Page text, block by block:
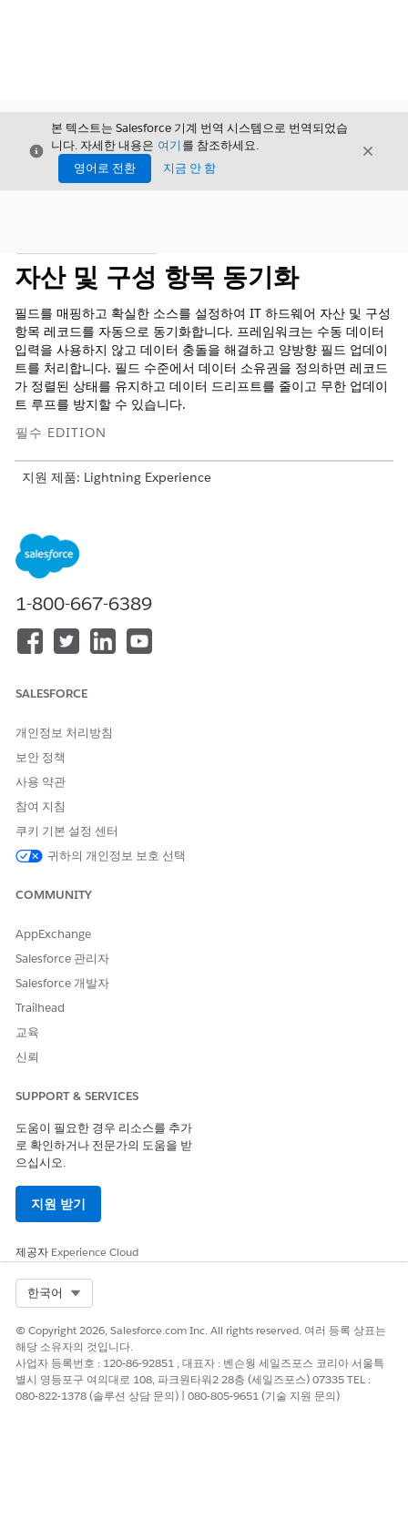
닫기
본 텍스트는 Salesforce 기계 번역 시스템으로 번역되었습
니다. 자세한 내용은 여기 를 참조하세요.
영어로 전환
지금 안 함
닫기
자산 및 구성 항목 동기화
필드를 매핑하고 확실한 소스를 설정하여 IT 하드웨어 자산 및 구성
항목 레코드를 자동으로 동기화합니다. 프레임워크는 수동 데이터
입력을 사용하지 않고 데이터 충돌을 해결하고 양방향 필드 업데이
트를 처리합니다. 필드 수준에서 데이터 소유권을 정의하면 레코드
가 정렬된 상태를 유지하고 데이터 드리프트를 줄이고 무한 업데이
트 루프를 방지할 수 있습니다.
필수 EDITION
지원 제품: Lightning Experience
자산 및 구성 항목 필드 동기화
필드 수준 동기화는 IT 하드웨어 자산 관리 및 구성 관리 데이터
베이스(CMDB) 레코드를 원활하게 정렬합니다. 양방향 이벤트
데이트 루프를 중지합니다. 이 프레임워크를 통해 IT 처리 담당
자산 및 구성 항목 필드 매핑
성 관리 데이터베이스(CMDB) 레코드를 유지합니다. 해당 필드
구성하여 시스템 간 데이터 충돌을 해결합니다.
추적 환경 전반에서 데이터 일관성을 유지할 수 있도록 IT 하드
웨어 자산 및 구성 항목을 동기화합니다.
1-800-667-6389
SALESFORCE
개인정보 처리방침
보안 정책
사용 약관
참여 지침
쿠키 기본 설정 센터
귀하의 개인정보 보호 선택
COMMUNITY
AppExchange
Salesforce 관리자
Salesforce 개발자
Trailhead
교육
신뢰
SUPPORT & SERVICES
도움이 필요한 경우 리소스를 추가
로 확인하거나 전문가의 도움을 받
으십시오.
지원 받기
제공자 Experience Cloud
한국어
© Copyright 2026, Salesforce.com Inc. All rights reserved. 여러 등록 상표는
해당 소유자의 것입니다.
사업자 등록번호 : 120-86-92851 , 대표자 : 벤슨웡 세일즈포스 코리아 서울특
별시 영등포구 여의대로 108, 파크원타워2 28층 (세일즈포스) 07335 TEL :
080-822-1378 (솔루션 상담 문의) | 080-805-9651 (기술 지원 문의)